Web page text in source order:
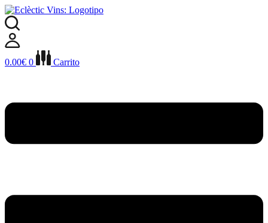
Ir
al
contenido
0.00€ 0 Carrito